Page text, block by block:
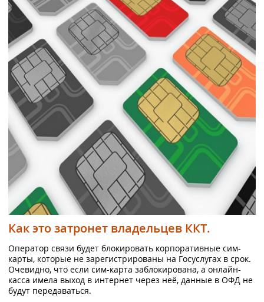
Как это затронет владельцев ККТ.
Оператор связи будет блокировать корпоративные сим-
карты, которые не зарегистрированы на Госуслугах в срок.
Очевидно, что если сим-карта заблокирована, а онлайн-
касса имела выход в интернет через неё, данные в ОФД не
будут передаваться.